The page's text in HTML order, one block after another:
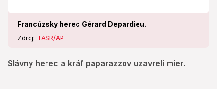
Francúzsky herec Gérard Depardieu.
Zdroj: TASR/AP
Slávny herec a kráľ paparazzov uzavreli mier.